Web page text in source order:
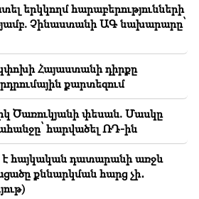
կտրելու. Հնդկաստանի
է մազերի երկարության
են սունկ, որը
մոտ առաջացնում է
բացահայտվել է ռոբոտների
երկկողմ հարաբերությունների
Չինաստանի ԱԳ նախարարը՝
Հայաստանի դիրքը
քարտեզում
Ծառուկյանի փեսան. Մասկը
հարվածել ՌԴ-ին
հայկական դատարանի առջև
քննարկման հարց չի․